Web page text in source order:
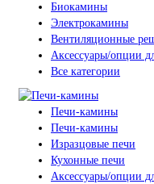
Биокамины
Электрокамины
Вентиляционные
Аксессуары/опции
Все категории
Печи-камины
Печи-камины
Изразцовые печи
Кухонные печи
Аксессуары/опции